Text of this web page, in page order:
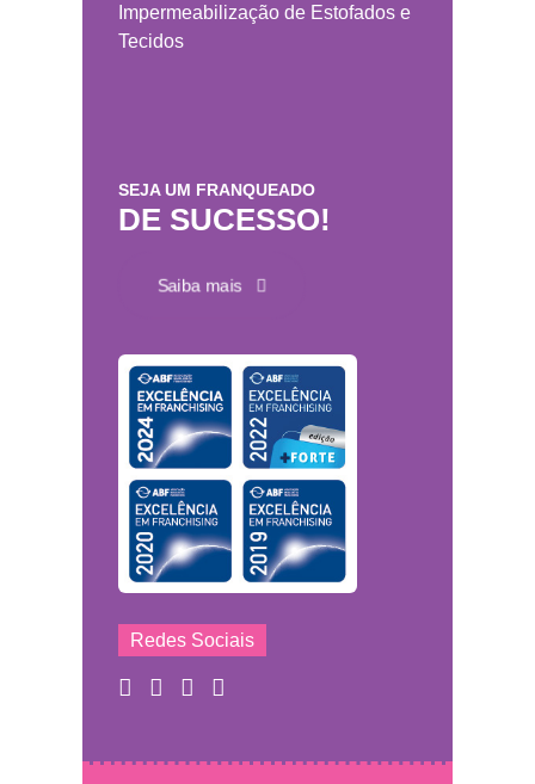
Impermeabilização de Estofados e
Tecidos
SEJA UM FRANQUEADO
DE SUCESSO!
Saiba mais
Redes Sociais